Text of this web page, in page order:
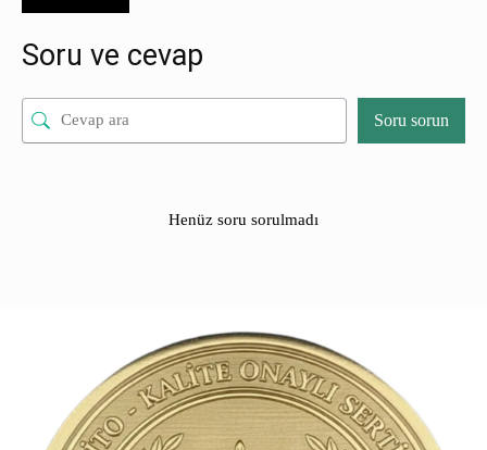
Soru ve cevap
Soru sorun
Henüz soru sorulmadı